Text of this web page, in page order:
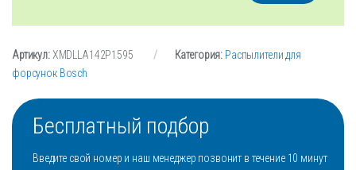
Артикул:XMDLLA142P1595 Категория: Распылители для
форсунок Bosch
Бесплатный подбор
Введите свой номер и наш менеджер позвонит в течение 10 минут